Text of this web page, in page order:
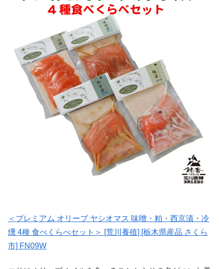
＜プレミアム オリーブ ヤシオマス 味噌・粕・西京漬・冷
燻 4種 食べくらべセット＞ [荒川養殖] [栃木県産品 さくら
市] FN09W